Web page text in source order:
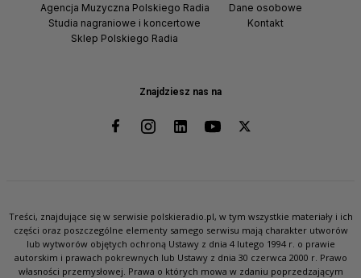
Znajdziesz nas na
Agencja Muzyczna Polskiego Radia
Studia nagraniowe i koncertowe
Sklep Polskiego Radia
Dane osobowe
Kontakt
Treści, znajdujące się w serwisie polskieradio.pl, w tym wszystkie materiały i ich
części oraz poszczególne elementy samego serwisu mają charakter utworów
lub wytworów objętych ochroną Ustawy z dnia 4 lutego 1994 r. o prawie
autorskim i prawach pokrewnych lub Ustawy z dnia 30 czerwca 2000 r. Prawo
własności przemysłowej. Prawa o których mowa w zdaniu poprzedzającym